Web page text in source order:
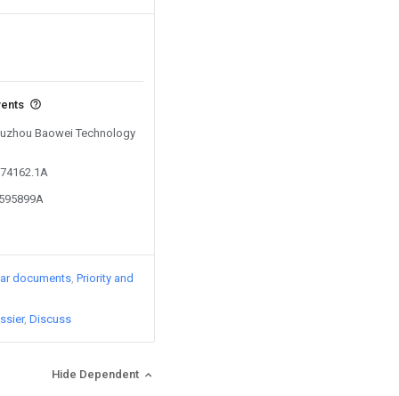
Baowei Technology
documents Priority and
Discuss
Hide Dependent